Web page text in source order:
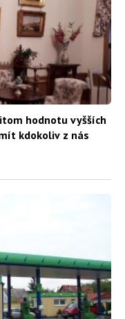
hodnotu vyšších
kdokoliv z nás